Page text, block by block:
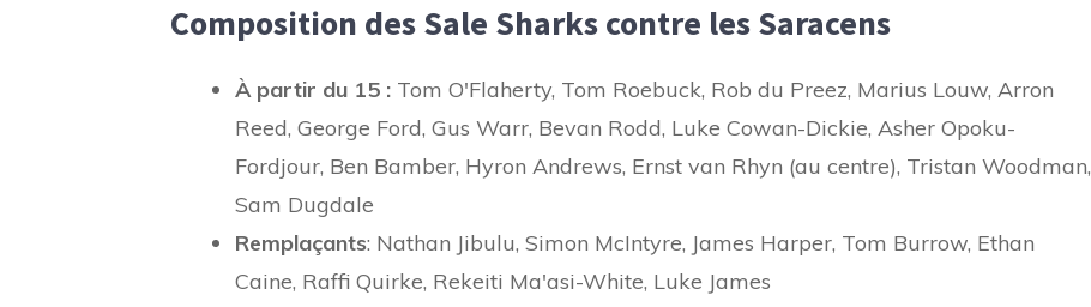
Composition des Sale Sharks contre les Saracens
À partir du 15 : Tom O'Flaherty, Tom Roebuck, Rob du Preez, Marius Louw, Arron
Reed, George Ford, Gus Warr, Bevan Rodd, Luke Cowan-Dickie, Asher Opoku-
Fordjour, Ben Bamber, Hyron Andrews, Ernst van Rhyn (au centre), Tristan Woodman,
Sam Dugdale
Remplaçants: Nathan Jibulu, Simon McIntyre, James Harper, Tom Burrow, Ethan
Caine, Raffi Quirke, Rekeiti Ma'asi-White, Luke James